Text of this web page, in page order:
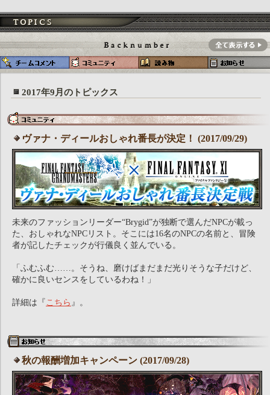
2017年9月のトピックス
ヴァナ・ディールおしゃれ番長が決定！ (2017/09/29)
未来のファッションリーダー“Brygid”が独断で選んだNPCが載っ
た、おしゃれなNPCリスト。そこには16名のNPCの名前と、冒険
者が記したチェックが行儀良く並んでいる。
「ふむふむ……。そうね、磨けばまだまだ光りそうな子だけど、
確かに良いセンスをしているわね！」
詳細は『 こちら 』。
秋の報酬増加キャンペーン (2017/09/28)